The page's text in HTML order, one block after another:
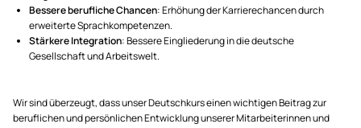
Bessere berufliche Chancen: Erhöhung der Karrierechancen durch
erweiterte Sprachkompetenzen.
Stärkere Integration: Bessere Eingliederung in die deutsche
Gesellschaft und Arbeitswelt.
Wir sind überzeugt, dass unser Deutschkurs einen wichtigen Beitrag zur
beruflichen und persönlichen Entwicklung unserer Mitarbeiterinnen und